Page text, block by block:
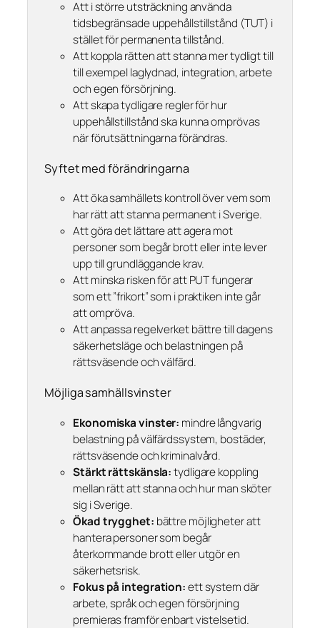
Att i större utsträckning använda
tidsbegränsade uppehållstillstånd (TUT) i
stället för permanenta tillstånd.
Att koppla rätten att stanna mer tydligt till
till exempel laglydnad, integration, arbete
och egen försörjning.
Att skapa tydligare regler för hur
uppehållstillstånd ska kunna omprövas
när förutsättningarna förändras.
Syftet med förändringarna
Att öka samhällets kontroll över vem som
har rätt att stanna permanent i Sverige.
Att göra det lättare att agera mot
personer som begår brott eller inte lever
upp till grundläggande krav.
Att minska risken för att PUT fungerar
som ett ”frikort” som i praktiken inte går
att ompröva.
Att anpassa regelverket bättre till dagens
säkerhetsläge och belastningen på
rättsväsende och välfärd.
Möjliga samhällsvinster
Ekonomiska vinster: mindre långvarig
belastning på välfärdssystem, bostäder,
rättsväsende och kriminalvård.
Stärkt rättskänsla:tydligare koppling
mellan rätt att stanna och hur man sköter
sig i Sverige.
Ökad trygghet: bättre möjligheter att
hantera personer som begår
återkommande brott eller utgör en
säkerhetsrisk.
Fokus på integration:ett system där
arbete, språk och egen försörjning
premieras framför enbart vistelsetid.